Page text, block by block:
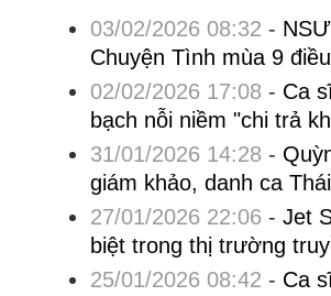
03/02/2026 08:32 -
Chuyện Tình mùa 9
02/02/2026 17:08 - Ca
bạch nỗi niềm "chi trả
31/01/2026 14:28 -
giám khảo, danh ca
27/01/2026 22:06 - Jet
biệt trong thị trường
25/01/2026 08:42 - Ca